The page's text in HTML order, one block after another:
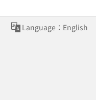
Language：English